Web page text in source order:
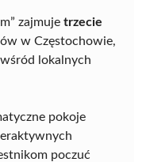
zajmuje trzecie
w Częstochowie,
wśród lokalnych
pokoje
poczuć